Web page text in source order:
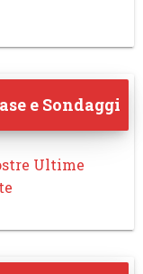
e Sondaggi
Ultime